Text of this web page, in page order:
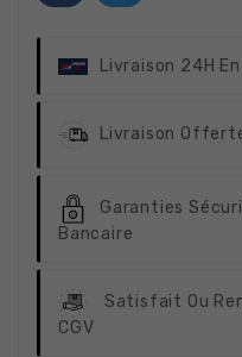
Livraison 24H
Livraison
Garanties
Bancaire
Satisfait Ou
CGV